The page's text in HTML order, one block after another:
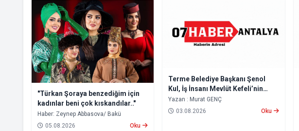
"Türkan Şoraya benzediğim için
kadınlar beni çok kıskandılar.."
Haber: Zeynep Abbasova/ Bakü
05.08.2026
Oku
Terme Belediye Başkanı Şenol
Kul, İş İnsanı Mevlüt Kefeli’nin
Hışmına Uğradı
Yazan : Murat GENÇ
03.08.2026
Oku